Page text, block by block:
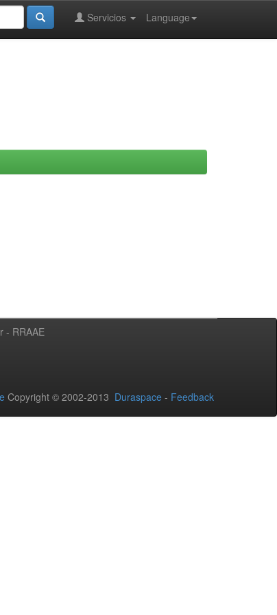
Language
Servicios
- RRAAE
Copyright © 2002-2013 Duraspace - Feedback